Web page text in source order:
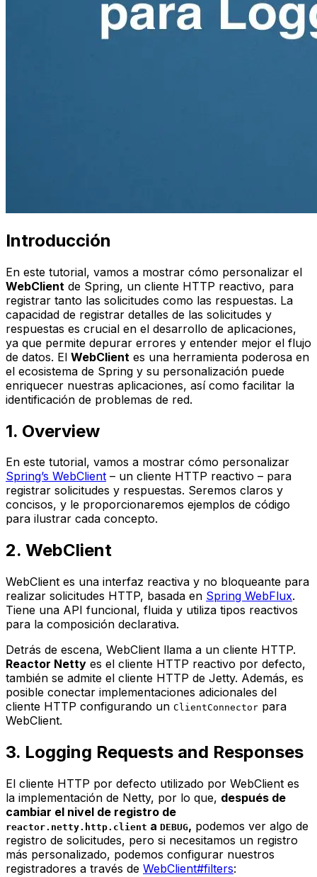
Introducción
En este tutorial, vamos a mostrar cómo personalizar el
WebClient de Spring, un cliente HTTP reactivo, para
registrar tanto las solicitudes como las respuestas. La
capacidad de registrar detalles de las solicitudes y
respuestas es crucial en el desarrollo de aplicaciones,
ya que permite depurar errores y entender mejor el flujo
de datos. El WebClient es una herramienta poderosa en
el ecosistema de Spring y su personalización puede
enriquecer nuestras aplicaciones, así como facilitar la
identificación de problemas de red.
1. Overview
En este tutorial, vamos a mostrar cómo personalizar
Spring’s WebClient – un cliente HTTP reactivo – para
registrar solicitudes y respuestas. Seremos claros y
concisos, y le proporcionaremos ejemplos de código
para ilustrar cada concepto.
2. WebClient
WebClient es una interfaz reactiva y no bloqueante para
realizar solicitudes HTTP, basada en Spring WebFlux.
Tiene una API funcional, fluida y utiliza tipos reactivos
para la composición declarativa.
Detrás de escena, WebClient llama a un cliente HTTP.
Reactor Netty es el cliente HTTP reactivo por defecto,
también se admite el cliente HTTP de Jetty. Además, es
posible conectar implementaciones adicionales del
cliente HTTP configurando un ClientConnector para
WebClient.
3. Logging Requests and Responses
El cliente HTTP por defecto utilizado por WebClient es
la implementación de Netty, por lo que, después de
cambiar el nivel de registro de
reactor.netty.http.client a DEBUG, podemos ver algo de
registro de solicitudes, pero si necesitamos un registro
más personalizado, podemos configurar nuestros
registradores a través de WebClient#filters: